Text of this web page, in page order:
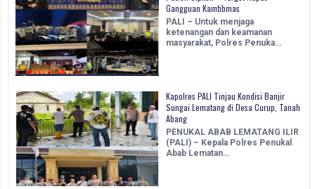
Gangguan Kamtibmas
PALI – Untuk menjaga
ketenangan dan keamanan
masyarakat, Polres Penuka…
Kapolres PALI Tinjau Kondisi Banjir
Sungai Lematang di Desa Curup, Tanah
Abang
PENUKAL ABAB LEMATANG ILIR
(PALI) – Kepala Polres Penukal
Abab Lematan…